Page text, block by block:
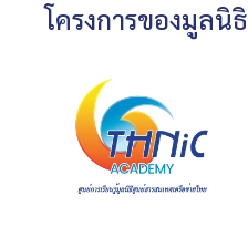
โครงการของมูลนิธิ